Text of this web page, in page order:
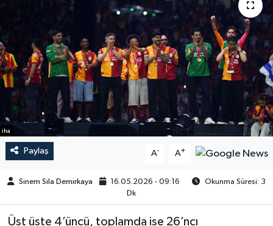
iha
Paylaş A- A+
Sinem Sıla Demirkaya 16.05.2026 - 09:16
Okunma Süresi: 3
Dk
Üst üste 4’üncü, toplamda ise 26’ncı